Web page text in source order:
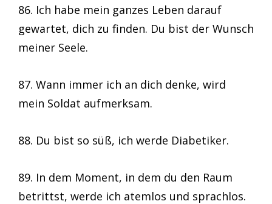
86. Ich habe mein ganzes Leben darauf
gewartet, dich zu finden. Du bist der Wunsch
meiner Seele.
87. Wann immer ich an dich denke, wird
mein Soldat aufmerksam.
88. Du bist so süß, ich werde Diabetiker.
89. In dem Moment, in dem du den Raum
betrittst, werde ich atemlos und sprachlos.